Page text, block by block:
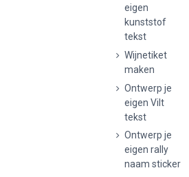
eigen
kunststof
tekst
Wijnetiket
maken
Ontwerp je
eigen Vilt
tekst
Ontwerp je
eigen rally
naam sticker